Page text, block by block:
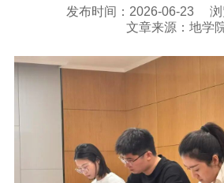
校友之家
EN
发布时间：2026-06-23
文章来源：地学